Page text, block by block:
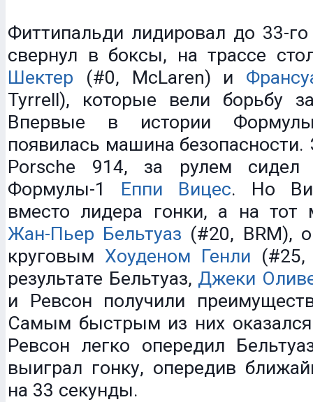
Фиттипальди лидировал до 33-
свернул в боксы, на трассе
Шектер (#0, McLaren) и
Tyrrell), которые вели борьбу
Впервые в истории
появилась машина
Porsche 914, за рулем
Формулы-1 Еппи Вицес. Но
вместо лидера гонки, а на
Жан-Пьер Бельтуаз (#20, BRM),
круговым Хоуденом Генли (#25,
результате Бельтуаз, Джеки
и Ревсон получили
Самым быстрым из них
Ревсон легко опередил
выиграл гонку, опередив
на 33 секунды.